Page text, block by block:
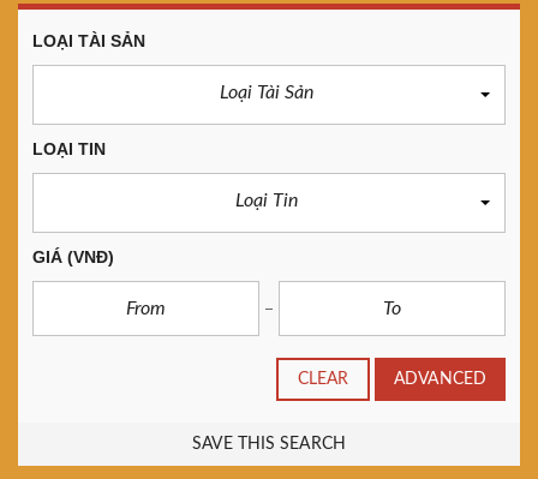
LOẠI TÀI SẢN
Loại Tài Sản
LOẠI TIN
Loại Tin
GIÁ (VNĐ)
CLEAR ADVANCED
SAVE THIS SEARCH